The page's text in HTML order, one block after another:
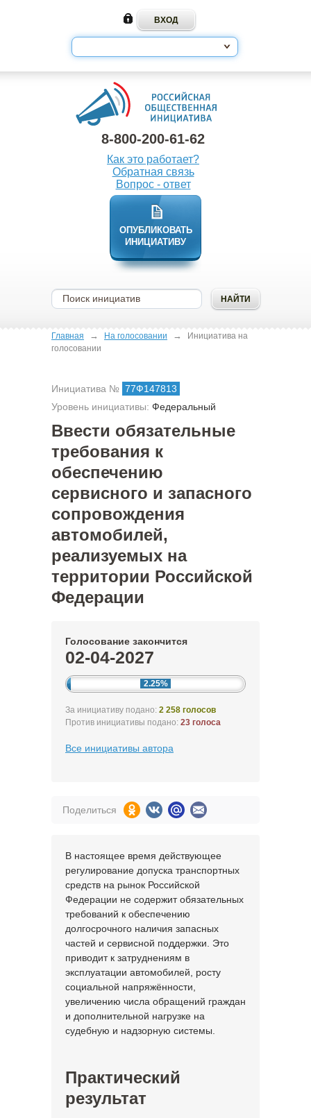
8-800-200-61-62
Как это работает?
Обратная связь
Вопрос - ответ
ОПУБЛИКОВАТЬ
ИНИЦИАТИВУ
Главная → На голосовании →
Инициатива на
голосовании
Инициатива № 77Ф147813
Уровень инициативы: Федеральный
Ввести обязательные
требования к
обеспечению
сервисного и запасного
сопровождения
автомобилей,
реализуемых на
территории Российской
Федерации
Голосование закончится
02-04-2027
2.25%
За инициативу подано: 2 258 голосов
Против инициативы подано: 23 голоса
Все инициативы автора
Поделиться
В настоящее время действующее
регулирование допуска транспортных
средств на рынок Российской
Федерации не содержит обязательных
требований к обеспечению
долгосрочного наличия запасных
частей и сервисной поддержки. Это
приводит к затруднениям в
эксплуатации автомобилей, росту
социальной напряжённости,
увеличению числа обращений граждан
и дополнительной нагрузке на
судебную и надзорную системы.
Практический
результат